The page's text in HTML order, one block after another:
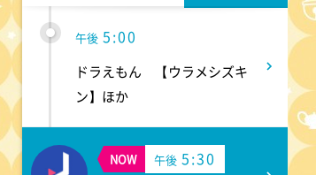
午後 5:00
ドラえもん 【ウラメシズキ
ン】ほか
NOW 午後 5:30